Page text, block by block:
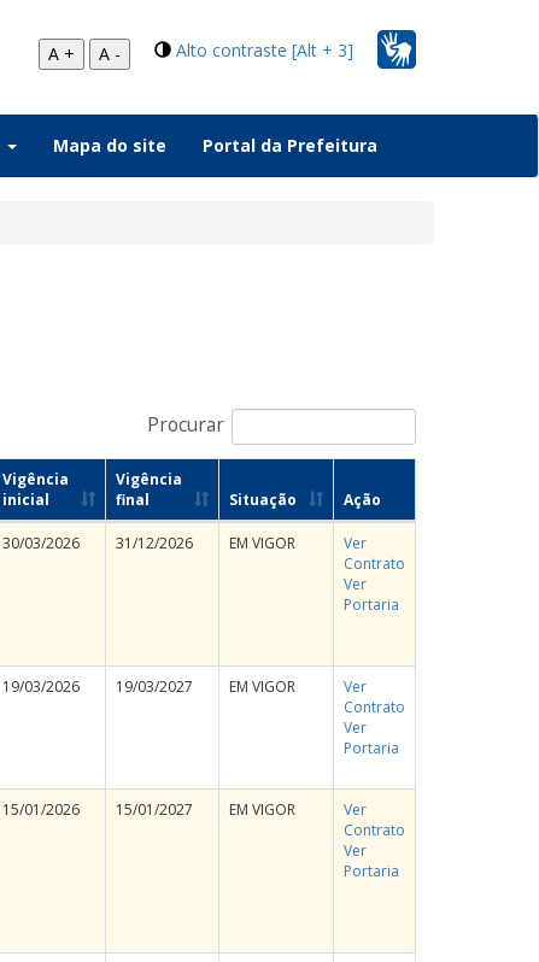
Alto contraste [Alt + 3]
A + A -
Mapa do site Portal da Prefeitura
Procurar
Vigência
inicial
Vigência
final
Situação Ação
30/03/2026 31/12/2026 EM VIGOR
Ver
Contrato
Ver
Portaria
19/03/2026 19/03/2027 EM VIGOR
Ver
Contrato
Ver
Portaria
15/01/2026 15/01/2027 EM VIGOR
Ver
Contrato
Ver
Portaria